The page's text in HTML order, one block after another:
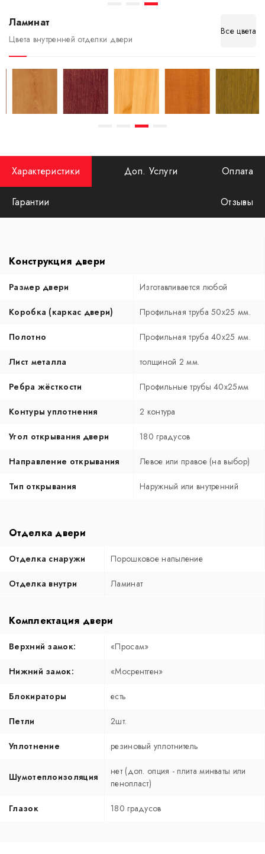
Ламинат
Цвета внутренней отделки двери
Все цвета
Характеристики Доп. Услуги Оплата
Гарантии Отзывы
Конструкция двери
Размер двери Изготавливается любой
Коробка (каркас двери) Профильная труба 50х25 мм.
Полотно Профильная труба 40х25 мм.
Лист металла толщиной 2 мм.
Ребра жёсткости Профильные трубы 40х25мм
Контуры уплотнения 2 контура
Угол открывания двери 180 градусов
Направление открывания Левое или правое (на выбор)
Тип открывания Наружный или внутренний
Отделка двери
Отделка снаружи Порошковое напыление
Отделка внутри Ламинат
Комплектация двери
Верхний замок: «Просам»
Нижний замок: «Мосрентген»
Блокираторы есть
Петли 2шт.
Уплотнение резиновый уплотнитель
Шумотеплоизоляция
нет (доп. опция - плита минваты или
пенопласт)
Глазок 180 градусов